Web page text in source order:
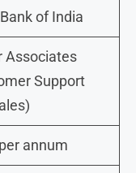
of India
Associates
Support
annum